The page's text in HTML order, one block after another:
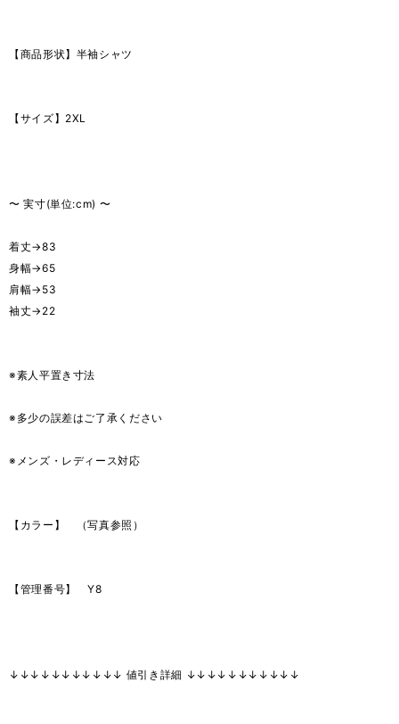
【商品形状】半袖シャツ
【サイズ】2XL
〜 実寸(単位:cm) 〜
着丈→83
身幅→65
肩幅→53
袖丈→22
※素人平置き寸法
※多少の誤差はご了承ください
※メンズ・レディース対応
【カラー】 （写真参照）
【管理番号】 Y8
↓↓↓↓↓↓↓↓↓↓↓ 値引き詳細 ↓↓↓↓↓↓↓↓↓↓↓